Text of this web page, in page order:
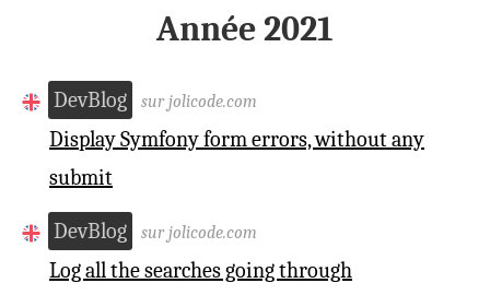
Année 2021
DevBlog sur jolicode.com
Display Symfony form errors, without any
submit
DevBlog sur jolicode.com
Log all the searches going through